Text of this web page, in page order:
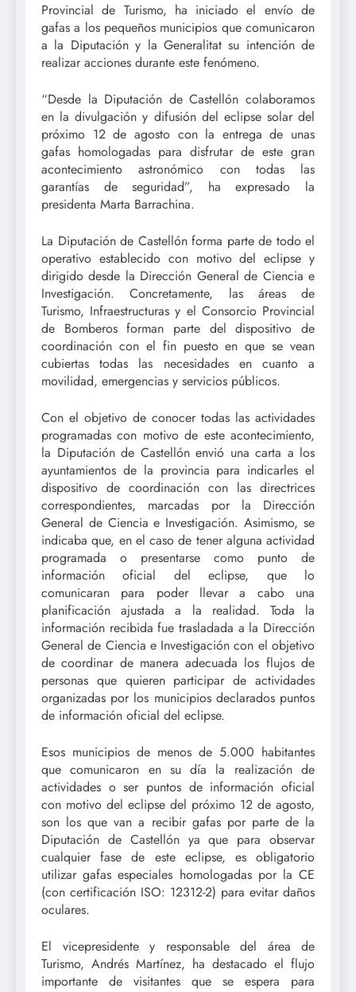
Provincial de Turismo, ha iniciado el envío de
gafas a los pequeños municipios que comunicaron
a la Diputación y la Generalitat su intención de
realizar acciones durante este fenómeno.
“Desde la Diputación de Castellón colaboramos
en la divulgación y difusión del eclipse solar del
próximo 12 de agosto con la entrega de unas
gafas homologadas para disfrutar de este gran
acontecimiento astronómico con todas las
garantías de seguridad”, ha expresado la
presidenta Marta Barrachina.
La Diputación de Castellón forma parte de todo el
operativo establecido con motivo del eclipse y
dirigido desde la Dirección General de Ciencia e
Investigación. Concretamente, las áreas de
Turismo, Infraestructuras y el Consorcio Provincial
de Bomberos forman parte del dispositivo de
coordinación con el fin puesto en que se vean
cubiertas todas las necesidades en cuanto a
movilidad, emergencias y servicios públicos.
Con el objetivo de conocer todas las actividades
programadas con motivo de este acontecimiento,
la Diputación de Castellón envió una carta a los
ayuntamientos de la provincia para indicarles el
dispositivo de coordinación con las directrices
correspondientes, marcadas por la Dirección
General de Ciencia e Investigación. Asimismo, se
indicaba que, en el caso de tener alguna actividad
programada o presentarse como punto de
información oficial del eclipse, que lo
comunicaran para poder llevar a cabo una
planificación ajustada a la realidad. Toda la
información recibida fue trasladada a la Dirección
General de Ciencia e Investigación con el objetivo
de coordinar de manera adecuada los flujos de
personas que quieren participar de actividades
organizadas por los municipios declarados puntos
de información oficial del eclipse.
Esos municipios de menos de 5.000 habitantes
que comunicaron en su día la realización de
actividades o ser puntos de información oficial
con motivo del eclipse del próximo 12 de agosto,
son los que van a recibir gafas por parte de la
Diputación de Castellón ya que para observar
cualquier fase de este eclipse, es obligatorio
utilizar gafas especiales homologadas por la CE
(con certificación ISO: 12312-2) para evitar daños
oculares.
El vicepresidente y responsable del área de
Turismo, Andrés Martínez, ha destacado el flujo
importante de visitantes que se espera para